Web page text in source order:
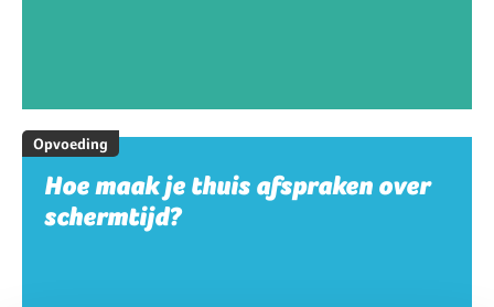
Opvoeding
Hoe maak je thuis afspraken over
schermtijd?